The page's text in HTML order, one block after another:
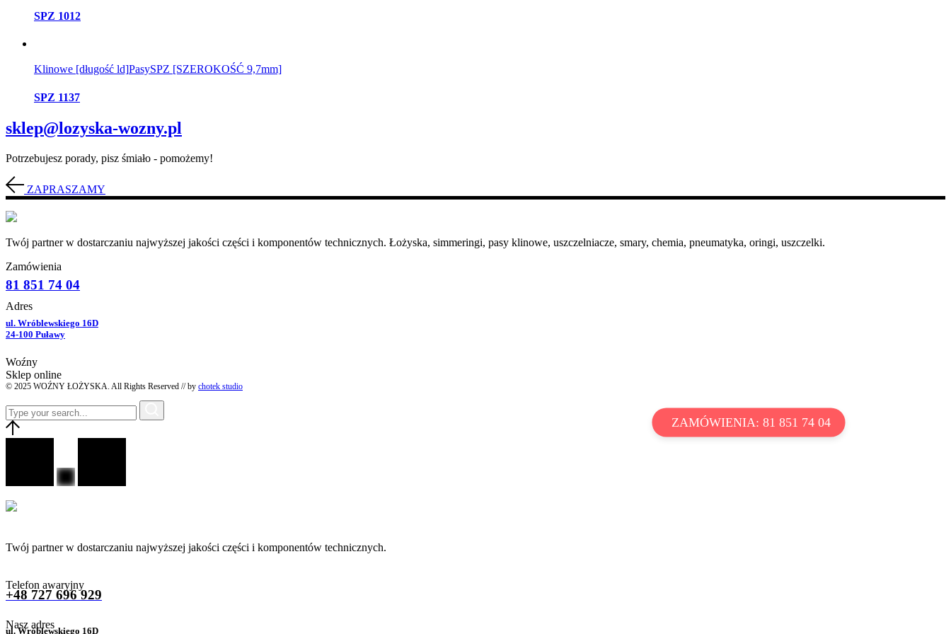
ZAMÓWIENIA: 81 851 74 04
SPZ 1012
Klinowe [długość ld]PasySPZ [SZEROKOŚĆ 9,7mm]
SPZ 1137
sklep@lozyska-wozny.pl
Potrzebujesz porady, pisz śmiało - pomożemy!
ZAPRASZAMY
Twój partner w dostarczaniu najwyższej jakości części i komponentów technicznych. Łożyska, simmeringi, pasy klinowe, uszczelniacze, smary, chemia, pneumatyka, oringi, uszczelki.
Zamówienia
81 851 74 04
Adres
ul. Wróblewskiego 16D
24-100 Puławy
Woźny
Sklep online
© 2025 WOŹNY ŁOŻYSKA. All Rights Reserved // by chotek studio
Twój partner w dostarczaniu najwyższej jakości części i komponentów technicznych.
Telefon awaryjny
+48 727 696 929
Nasz adres
ul. Wróblewskiego 16D